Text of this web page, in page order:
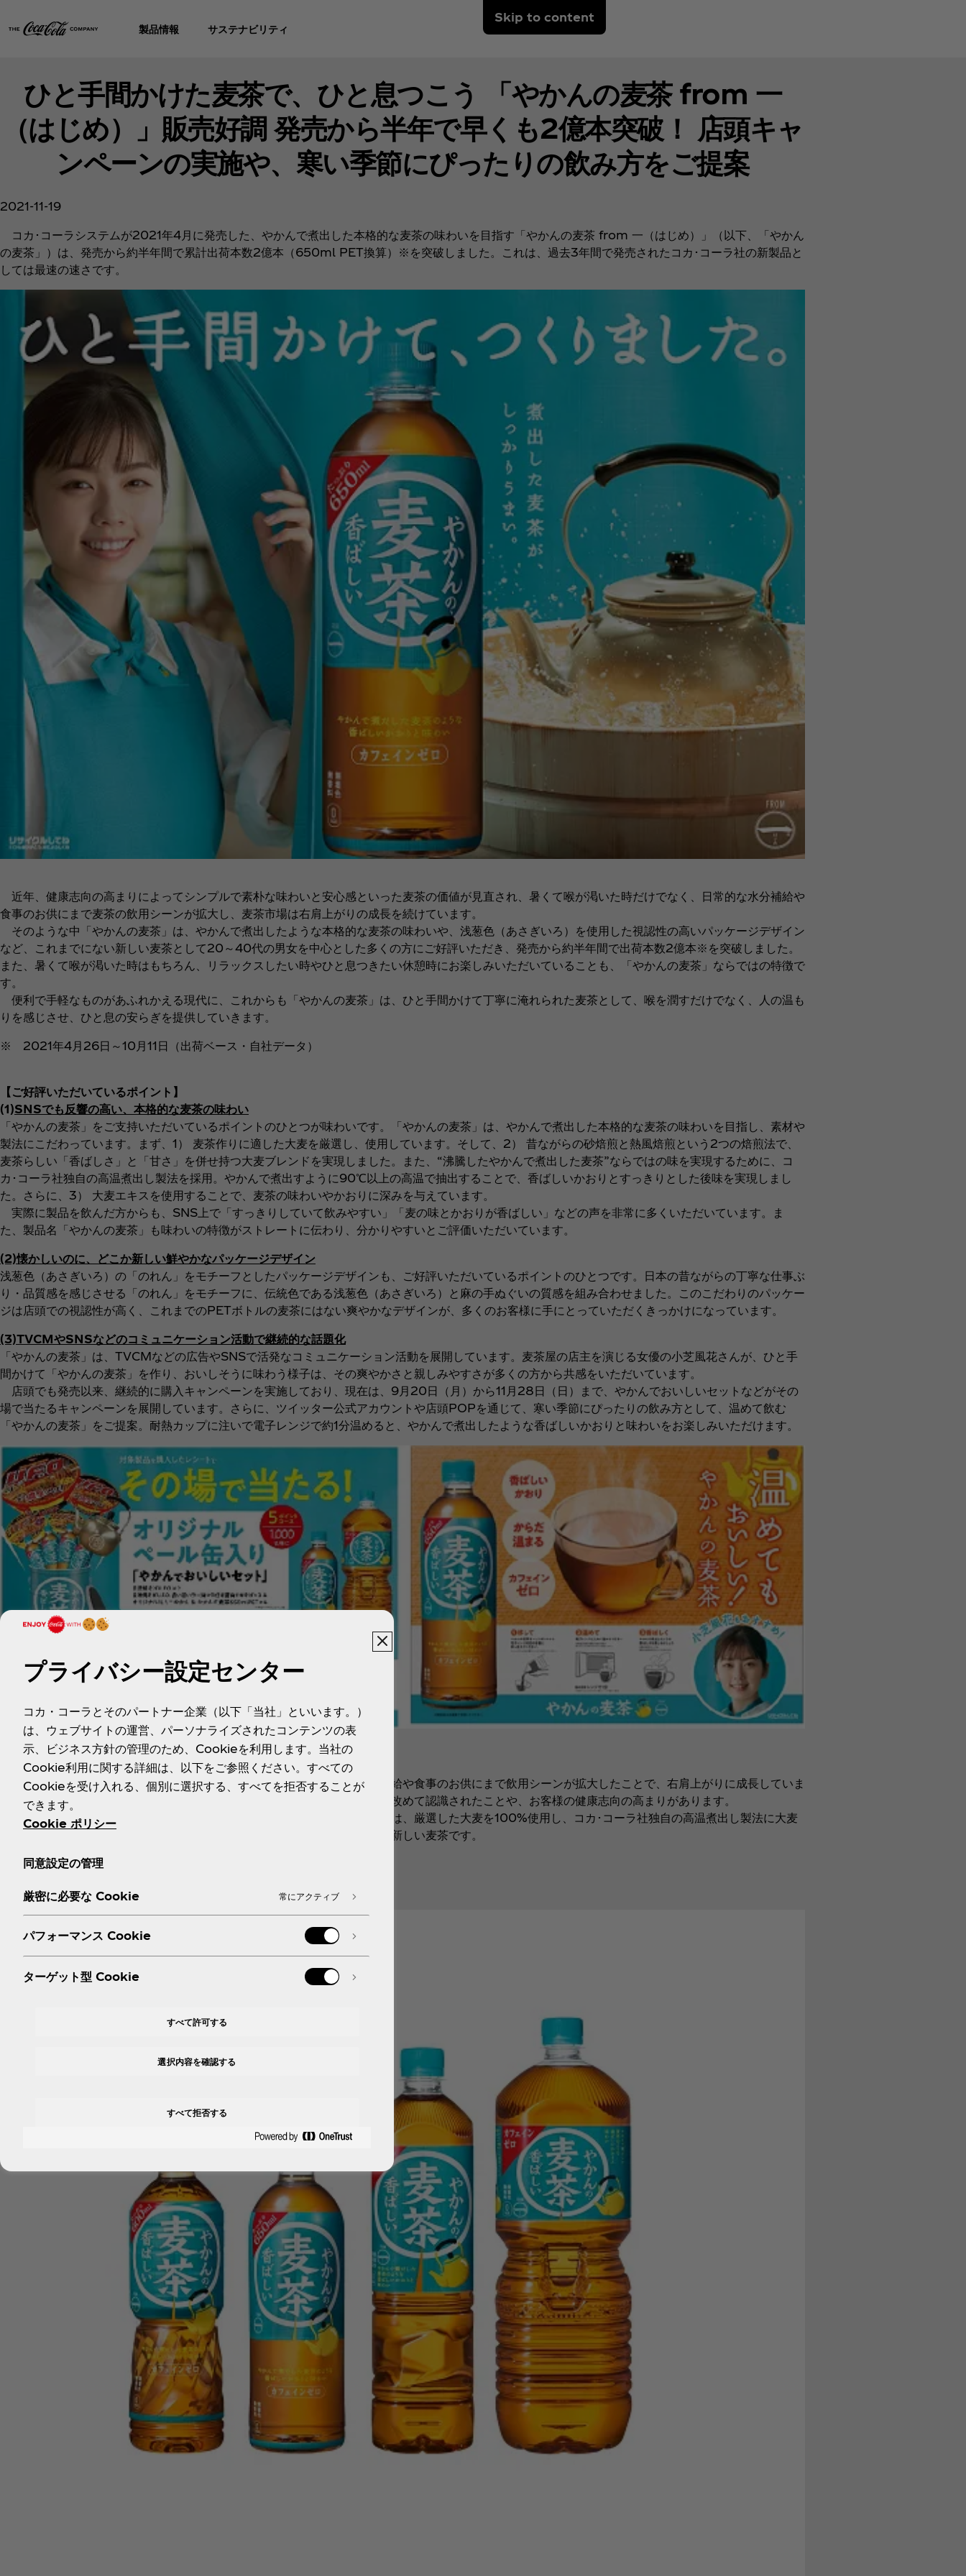
Skip to content
製品情報 サステナビリティ
ひと手間かけた麦茶で、ひと息つこう 「やかんの麦茶 from 一
（はじめ）」販売好調 発売から半年で早くも2億本突破！ 店頭キャ
ンペーンの実施や、寒い季節にぴったりの飲み方をご提案
2021-11-19
コカ･コーラシステムが2021年4月に発売した、やかんで煮出した本格的な麦茶の味わいを目指す「やかんの麦茶 from 一（はじめ）」（以下、「やかん
の麦茶」）は、発売から約半年間で累計出荷本数2億本（650ml PET換算）※を突破しました。これは、過去3年間で発売されたコカ･コーラ社の新製品と
しては最速の速さです。
近年、健康志向の高まりによってシンプルで素朴な味わいと安心感といった麦茶の価値が見直され、暑くて喉が渇いた時だけでなく、日常的な水分補給や
食事のお供にまで麦茶の飲用シーンが拡大し、麦茶市場は右肩上がりの成長を続けています。
そのような中「やかんの麦茶」は、やかんで煮出したような本格的な麦茶の味わいや、浅葱色（あさぎいろ）を使用した視認性の高いパッケージデザイン
など、これまでにない新しい麦茶として20～40代の男女を中心とした多くの方にご好評いただき、発売から約半年間で出荷本数2億本※を突破しました。
また、暑くて喉が渇いた時はもちろん、リラックスしたい時やひと息つきたい休憩時にお楽しみいただいていることも、「やかんの麦茶」ならではの特徴で
す。
便利で手軽なものがあふれかえる現代に、これからも「やかんの麦茶」は、ひと手間かけて丁寧に淹れられた麦茶として、喉を潤すだけでなく、人の温も
りを感じさせ、ひと息の安らぎを提供していきます。
※ 2021年4月26日～10月11日（出荷ベース・自社データ）
【ご好評いただいているポイント】
(1)SNSでも反響の高い、本格的な麦茶の味わい
「やかんの麦茶」をご支持いただいているポイントのひとつが味わいです。「やかんの麦茶」は、やかんで煮出した本格的な麦茶の味わいを目指し、素材や
製法にこだわっています。まず、1） 麦茶作りに適した大麦を厳選し、使用しています。そして、2） 昔ながらの砂焙煎と熱風焙煎という2つの焙煎法で、
麦茶らしい「香ばしさ」と「甘さ」を併せ持つ大麦ブレンドを実現しました。また、“沸騰したやかんで煮出した麦茶”ならではの味を実現するために、コ
カ･コーラ社独自の高温煮出し製法を採用。やかんで煮出すように90℃以上の高温で抽出することで、香ばしいかおりとすっきりとした後味を実現しまし
た。さらに、3） 大麦エキスを使用することで、麦茶の味わいやかおりに深みを与えています。
実際に製品を飲んだ方からも、SNS上で「すっきりしていて飲みやすい」「麦の味とかおりが香ばしい」などの声を非常に多くいただいています。ま
た、製品名「やかんの麦茶」も味わいの特徴がストレートに伝わり、分かりやすいとご評価いただいています。
(2)懐かしいのに、どこか新しい鮮やかなパッケージデザイン
浅葱色（あさぎいろ）の「のれん」をモチーフとしたパッケージデザインも、ご好評いただいているポイントのひとつです。日本の昔ながらの丁寧な仕事ぶ
り・品質感を感じさせる「のれん」をモチーフに、伝統色である浅葱色（あさぎいろ）と麻の手ぬぐいの質感を組み合わせました。このこだわりのパッケー
ジは店頭での視認性が高く、これまでのPETボトルの麦茶にはない爽やかなデザインが、多くのお客様に手にとっていただくきっかけになっています。
(3)TVCMやSNSなどのコミュニケーション活動で継続的な話題化
「やかんの麦茶」は、TVCMなどの広告やSNSで活発なコミュニケーション活動を展開しています。麦茶屋の店主を演じる女優の小芝風花さんが、ひと手
間かけて「やかんの麦茶」を作り、おいしそうに味わう様子は、その爽やかさと親しみやすさが多くの方から共感をいただいています。
店頭でも発売以来、継続的に購入キャンペーンを実施しており、現在は、9月20日（月）から11月28日（日）まで、やかんでおいしいセットなどがその
場で当たるキャンペーンを展開しています。さらに、ツイッター公式アカウントや店頭POPを通じて、寒い季節にぴったりの飲み方として、温めて飲む
「やかんの麦茶」をご提案。耐熱カップに注いで電子レンジで約1分温めると、やかんで煮出したような香ばしいかおりと味わいをお楽しみいただけます。
＜ひと手間かけて丁寧に淹れられた麦茶「やかんの麦茶」＞
ここ近年の麦茶市場は、暑くて喉が渇いた時だけでなく、日常的な水分補給や食事のお供にまで飲用シーンが拡大したことで、右肩上がりに成長していま
す。その背景には、シンプルで素朴な味わいと安心感といった麦茶の価値が改めて認識されたことや、お客様の健康志向の高まりがあります。
やかんで煮出したような本格的な麦茶の味わいを目指す「やかんの麦茶」は、厳選した大麦を100%使用し、コカ･コーラ社独自の高温煮出し製法に大麦
エキスを加え、ひと手間かけたおいしさにこだわり抜いた、これまでにない新しい麦茶です。
公式Twitter：https://twitter.com/yakannomugicha
プライバシー設定センター
コカ・コーラとそのパートナー企業（以下「当社」といいます。）
は、ウェブサイトの運営、パーソナライズされたコンテンツの表
示、ビジネス方針の管理のため、Cookieを利用します。当社の
Cookie利用に関する詳細は、以下をご参照ください。すべての
Cookieを受け入れる、個別に選択する、すべてを拒否することが
できます。
Cookie ポリシー
同意設定の管理
厳密に必要な Cookie 常にアクティブ
パフォーマンス Cookie
ターゲット型 Cookie
すべて許可する
すべて拒否する
選択内容を確認する